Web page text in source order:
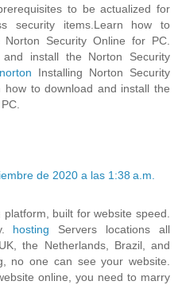
to be actualized for
security items.Learn how to
Security Online for PC.
install the Norton Security
Installing Norton Security
to download and install the
de 2020 a las 1:38 a.m.
built for website speed.
hosting Servers locations all
the Netherlands, Brazil, and
no one can see your website.
online, you need to marry